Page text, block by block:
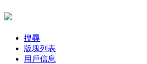
搜尋
版塊列表
用戶信息